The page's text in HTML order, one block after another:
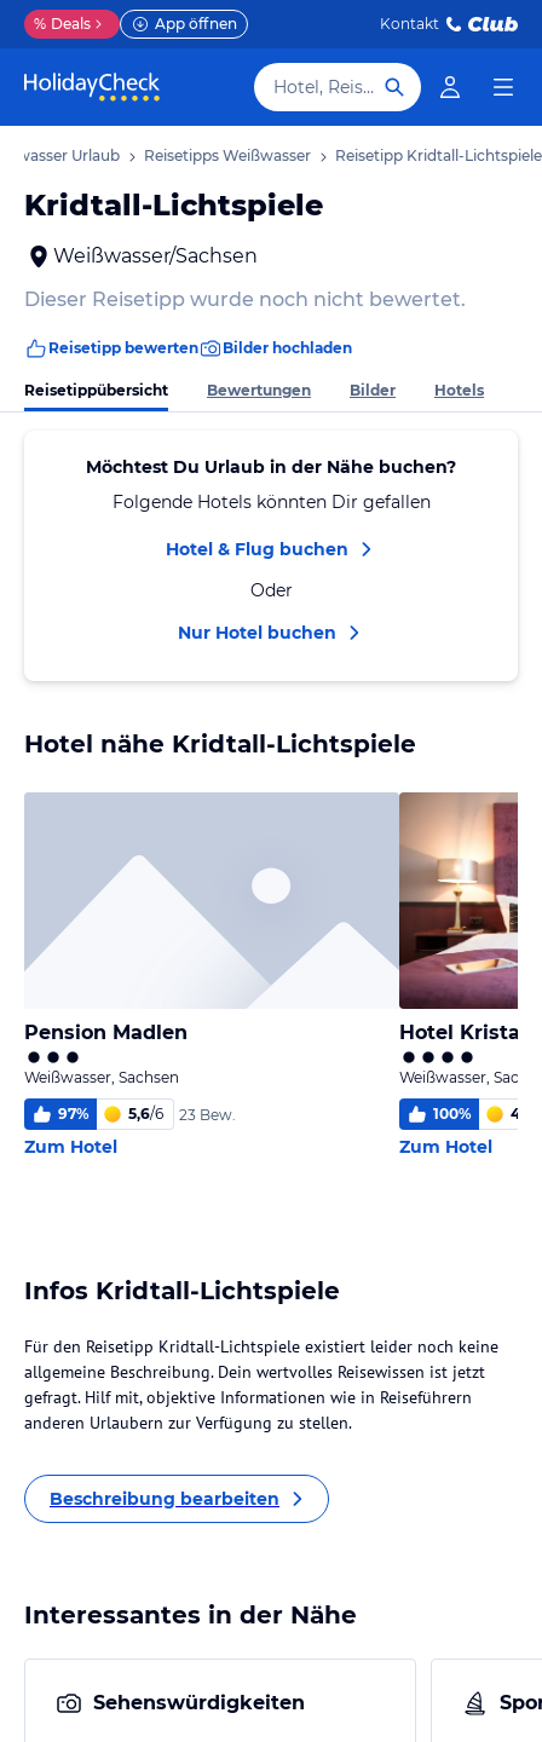
% Deals App öffnen Kontakt
Hotel, Reiseziel
Urlaub Reisetipps Weißwasser Reisetipp Kridtall-Lichtspiele
Kridtall-Lichtspiele
Weißwasser/Sachsen
Dieser Reisetipp wurde noch nicht bewertet.
Reisetipp bewerten Bilder hochladen
Reisetippübersicht Bewertungen Bilder Hotels
Möchtest Du Urlaub in der Nähe buchen?
Folgende Hotels könnten Dir gefallen
Hotel & Flug buchen
Oder
Nur Hotel buchen
Hotel nähe Kridtall-Lichtspiele
Pension Madlen
Weißwasser, Sachsen
97% 5,6/6 23 Bew.
Zum Hotel
Hotel Kristall
Weißwasser,
100% 4,8
Zum Hotel
Infos Kridtall-Lichtspiele
Für den Reisetipp Kridtall-Lichtspiele existiert leider noch keine
allgemeine Beschreibung. Dein wertvolles Reisewissen ist jetzt
gefragt. Hilf mit, objektive Informationen wie in Reiseführern
anderen Urlaubern zur Verfügung zu stellen.
Beschreibung bearbeiten
Interessantes in der Nähe
Sehenswürdigkeiten